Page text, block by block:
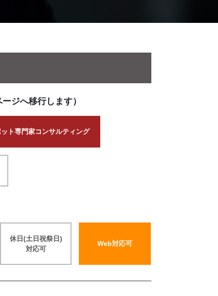
ジへ移行します）
ト専門家コンサルティング
休日(土日祝祭日)
対応可
Web対応可